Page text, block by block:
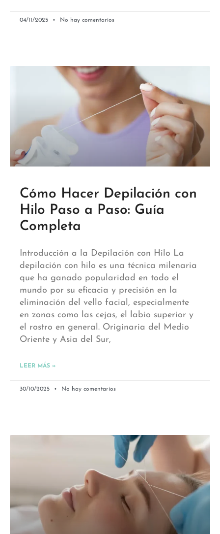
04/11/2025 No hay comentarios
Cómo Hacer Depilación con
Hilo Paso a Paso: Guía
Completa
Introducción a la Depilación con Hilo La
depilación con hilo es una técnica milenaria
que ha ganado popularidad en todo el
mundo por su eficacia y precisión en la
eliminación del vello facial, especialmente
en zonas como las cejas, el labio superior y
el rostro en general. Originaria del Medio
Oriente y Asia del Sur,
LEER MÁS »
30/10/2025 No hay comentarios